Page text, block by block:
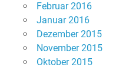
Februar 2016
Januar 2016
Dezember 2015
November 2015
Oktober 2015